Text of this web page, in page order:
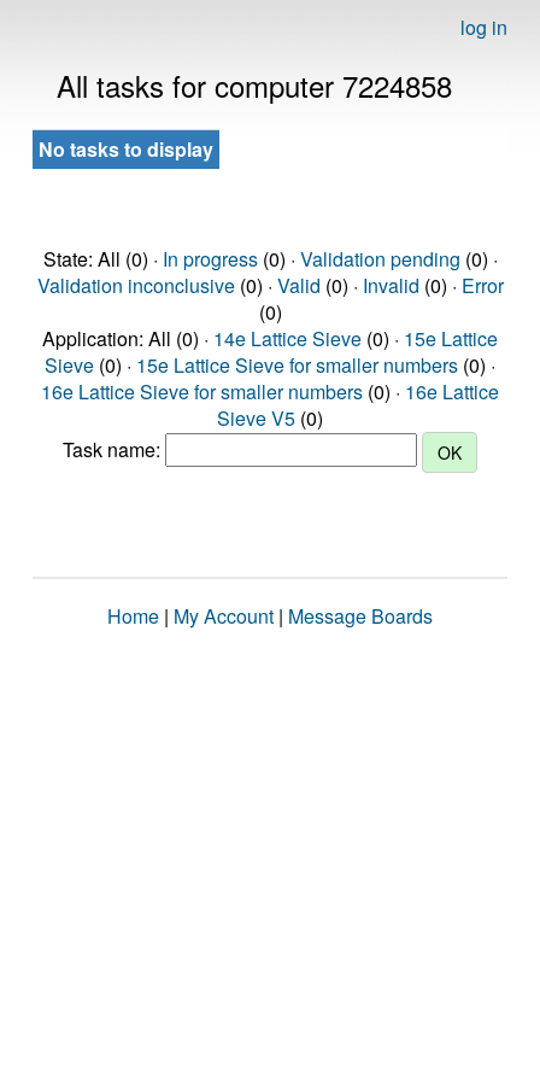
log in
All tasks for computer 7224858
No tasks to display
State: All (0) · In progress(0) · Validation pending (0) ·
Validation inconclusive(0) · Valid (0) · Invalid (0) · Error
(0)
Application: All (0) · 14e Lattice Sieve (0) · 15e Lattice
Sieve (0) · 15e Lattice Sieve for smaller numbers (0) ·
16e Lattice Sieve for smaller numbers (0) · 16e Lattice
Sieve V5 (0)
Task name:
Home | My Account | Message Boards